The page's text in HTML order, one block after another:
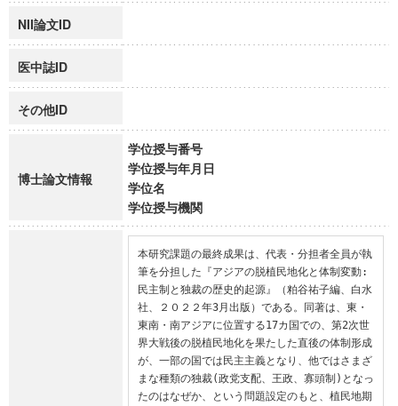
NII論文ID
医中誌ID
その他ID
博士論文情報
学位授与番号
学位授与年月日
学位名
学位授与機関
本研究課題の最終成果は、代表・分担者全員が執
筆を分担した『アジアの脱植民地化と体制変動:
民主制と独裁の歴史的起源』（粕谷祐子編、白水
社、２０２２年3月出版）である。同著は、東・
東南・南アジアに位置する17カ国での、第2次世
界大戦後の脱植民地化を果たした直後の体制形成
が、一部の国では民主主義となり、他ではさまざ
まな種類の独裁(政党支配、王政、寡頭制)となっ
たのはなぜか、という問題設定のもと、植民地期